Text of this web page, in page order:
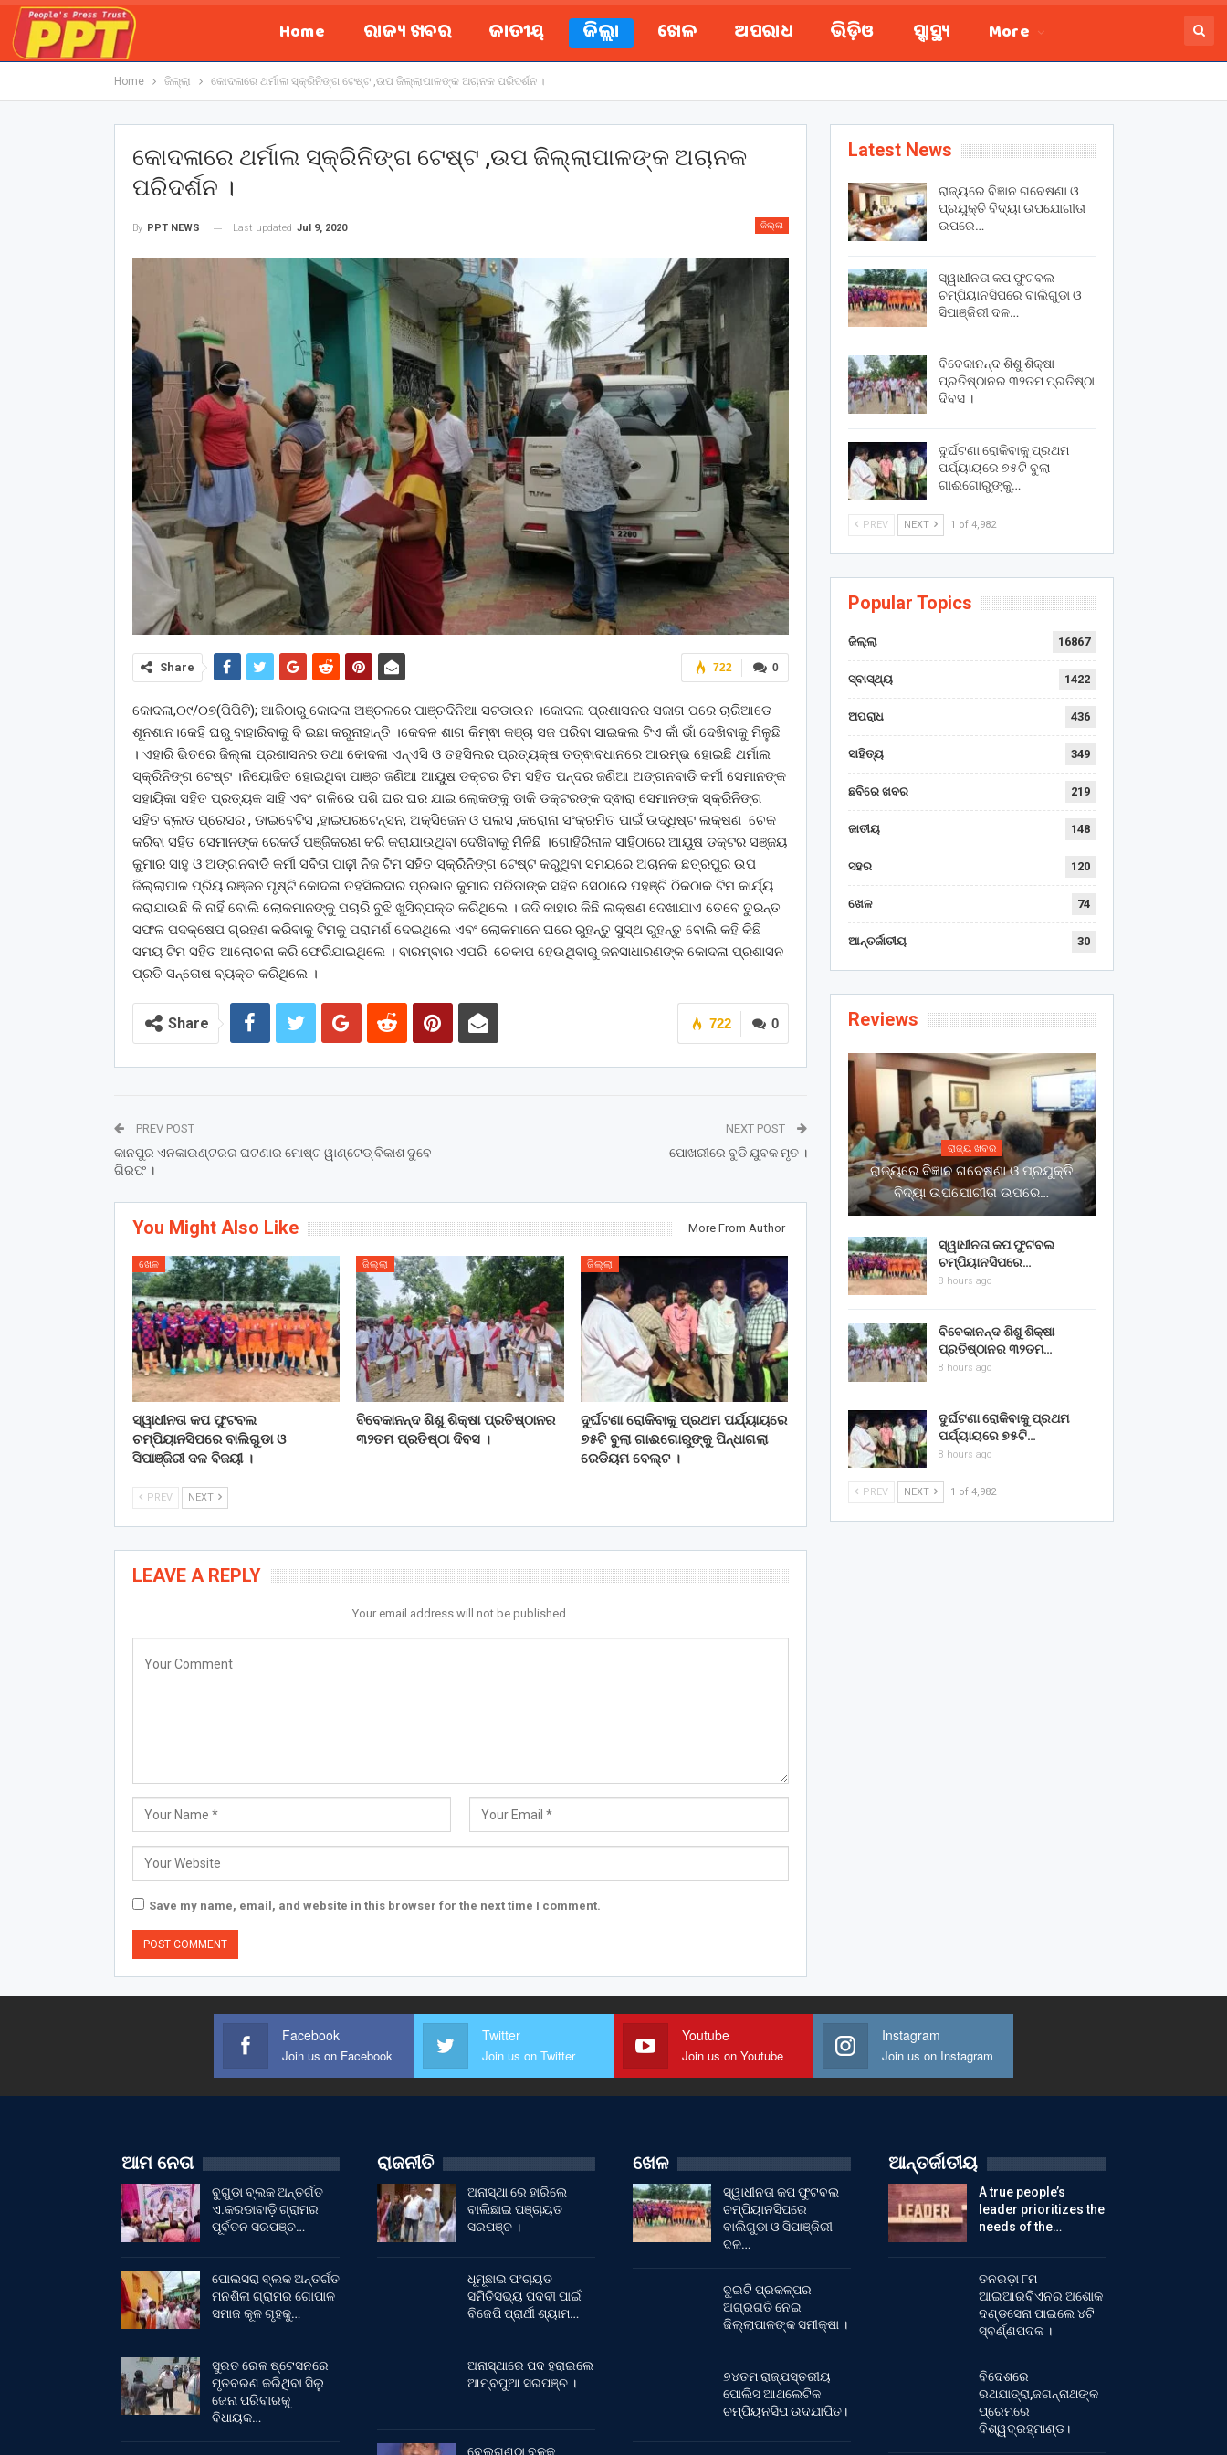
Home ରାଜ୍ୟ ଖବର ଜାତୀୟ ଜିଲ୍ଲା ଖେଳ ଅପରାଧ ଭିଡ଼ିଓ ସ୍ବାସ୍ଥ୍ୟ More
Home ଜିଲ୍ଲା କୋଦଳାରେ ଥର୍ମାଲ ସ୍କ୍ରିନିଙ୍ଗ ଟେଷ୍ଟ ,ଉପ ଜିଲ୍ଲାପାଳଙ୍କ ଅଚାନକ ପରିଦର୍ଶନ ।
କୋଦଳାରେ ଥର୍ମାଲ ସ୍କ୍ରିନିଙ୍ଗ ଟେଷ୍ଟ ,ଉପ ଜିଲ୍ଲାପାଳଙ୍କ ଅଚାନକ
ପରିଦର୍ଶନ ।
ଜିଲ୍ଲା
By PPT NEWS Last updated Jul 9, 2020
0
722
Share
କୋଦଳା,୦୯/୦୭(ପିପିଟି); ଆଜିଠାରୁ କୋଦଳା ଅଞ୍ଚଳରେ ପାଞ୍ଚଦିନିଆ ସଟଡାଉନ ।କୋଦଳା ପ୍ରଶାସନର ସଜାଗ ପରେ ଚାରିଆଡେ
ଶୂନଶାନ।କେହି ଘରୁ ବାହାରିବାକୁ ବି ଇଛା କରୁନାହାନ୍ତି ।କେବଳ ଶାଗ କିମ୍ଵା କଞ୍ଚା ସଜ ପରିବା ସାଇକଲ ଟିଏ କାଁ ଭାଁ ଦେଖିବାକୁ ମିଳୁଛି
। ଏହାରି ଭିତରେ ଜିଲ୍ଳା ପ୍ରଶାସନର ତଥା କୋଦଳା ଏନ୍ଏସି ଓ ତହସିଲର ପ୍ରତ୍ୟକ୍ଷ ତତ୍ଵାବଧାନରେ ଆରମ୍ଭ ହୋଇଛି ଥର୍ମାଲ
ସ୍କ୍ରିନିଙ୍ଗ ଟେଷ୍ଟ ।ନିୟୋଜିତ ହୋଇଥିବା ପାଞ୍ଚ ଜଣିଆ ଆୟୁଷ ଡକ୍ଟର ଟିମ ସହିତ ପନ୍ଦର ଜଣିଆ ଅଙ୍ଗନବାଡି କର୍ମୀ ସେମାନଙ୍କ
ସହାୟିକା ସହିତ ପ୍ରତ୍ୟକ ସାହି ଏବଂ ଗଳିରେ ପଶି ଘର ଘର ଯାଇ ଲୋକଙ୍କୁ ଡାକି ଡକ୍ଟରଙ୍କ ଦ୍ଵାରା ସେମାନଙ୍କ ସ୍କ୍ରିନିଙ୍ଗ
ସହିତ ବ୍ଲଡ ପ୍ରେସର , ଡାଇବେଟିସ ,ହାଇପରଟେନ୍ସନ, ଅକ୍ସିଜେନ ଓ ପଲସ ,କରୋନା ସଂକ୍ରମିତ ପାଇଁ ଉଦ୍ଧିଷ୍ଟ ଲକ୍ଷଣ ଚେକ
କରିବା ସହିତ ସେମାନଙ୍କ ରେକର୍ଡ ପଞ୍ଜିକରଣ କରି କରାଯାଉଥିବା ଦେଖିବାକୁ ମିଳିଛି ।ଗୋହିରିନାଳ ସାହିଠାରେ ଆୟୁଷ ଡକ୍ଟର ସଞ୍ଜୟ
କୁମାର ସାହୁ ଓ ଅଙ୍ଗନବାଡି କର୍ମୀ ସବିତା ପାଢ଼ୀ ନିଜ ଟିମ ସହିତ ସ୍କ୍ରିନିଙ୍ଗ ଟେଷ୍ଟ କରୁଥିବା ସମୟରେ ଅଚାନକ ଛତ୍ରପୁର ଉପ
ଜିଲ୍ଲାପାଳ ପ୍ରିୟ ରଞ୍ଜନ ପୃଷ୍ଟି କୋଦଳା ତହସିଲଦାର ପ୍ରଭାତ କୁମାର ପରିଡାଙ୍କ ସହିତ ସେଠାରେ ପହଞ୍ଚି ଠିକଠାକ ଟିମ କାର୍ଯ୍ୟ
କରାଯାଉଛି କି ନାହିଁ ବୋଲି ଲୋକମାନଙ୍କୁ ପଚାରି ବୁଝି ଖୁସିବ୍ଯକ୍ତ କରିଥିଲେ । ଜଦି କାହାର କିଛି ଲକ୍ଷଣ ଦେଖାଯାଏ ତେବେ ତୁରନ୍ତ
ସଫଳ ପଦକ୍ଷେପ ଗ୍ରହଣ କରିବାକୁ ଟିମକୁ ପରାମର୍ଶ ଦେଇଥିଲେ ଏବଂ ଲୋକମାନେ ଘରେ ରୁହନ୍ତୁ ସୁସ୍ଥ ରୁହନ୍ତୁ ବୋଲି କହି କିଛି
ସମୟ ଟିମ ସହିତ ଆଲୋଚନା କରି ଫେରିଯାଇଥିଲେ । ବାରମ୍ବାର ଏପରି ଚେକାପ ହେଉଥିବାରୁ ଜନସାଧାରଣଙ୍କ କୋଦଳା ପ୍ରଶାସନ
ପ୍ରତି ସନ୍ତୋଷ ବ୍ୟକ୍ତ କରିଥିଲେ ।
0
722
Share
PREV POST
କାନପୁର ଏନକାଉଣ୍ଟରର ଘଟଣାର ମୋଷ୍ଟ ୱାଣ୍ଟେଡ୍ ବିକାଶ ଦୁବେ
ଗିରଫ ।
NEXT POST
ପୋଖରୀରେ ବୁଡି ଯୁବକ ମୃତ ।
You Might Also Like More From Author
ଖେଳ
ସ୍ୱାଧୀନତା କପ ଫୁଟବଲ
ଚମ୍ପିୟାନସିପରେ ବାଲିଗୁଡା ଓ
ସିପାଞ୍ଜିରୀ ଦଳ ବିଜୟୀ ।
ଜିଲ୍ଲା
ବିବେକାନନ୍ଦ ଶିଶୁ ଶିକ୍ଷା ପ୍ରତିଷ୍ଠାନର
୩୨ତମ ପ୍ରତିଷ୍ଠା ଦିବସ ।
ଜିଲ୍ଲା
ଦୁର୍ଘଟଣା ରୋକିବାକୁ ପ୍ରଥମ ପର୍ଯ୍ୟାୟରେ
୭୫ଟି ବୁଲା ଗାଈଗୋରୁଙ୍କୁ ପିନ୍ଧାଗଲା
ରେଡିୟମ ବେଲ୍ଟ ।
PREV NEXT
LEAVE A REPLY
Your email address will not be published.
Save my name, email, and website in this browser for the next time I comment.
Latest News
ରାଜ୍ୟରେ ବିଜ୍ଞାନ ଗବେଷଣା ଓ
ପ୍ରଯୁକ୍ତି ବିଦ୍ୟା ଉପଯୋଗୀତା
ଉପରେ…
ସ୍ୱାଧୀନତା କପ ଫୁଟବଲ
ଚମ୍ପିୟାନସିପରେ ବାଲିଗୁଡା ଓ
ସିପାଞ୍ଜିରୀ ଦଳ…
ବିବେକାନନ୍ଦ ଶିଶୁ ଶିକ୍ଷା
ପ୍ରତିଷ୍ଠାନର ୩୨ତମ ପ୍ରତିଷ୍ଠା
ଦିବସ ।
ଦୁର୍ଘଟଣା ରୋକିବାକୁ ପ୍ରଥମ
ପର୍ଯ୍ୟାୟରେ ୭୫ଟି ବୁଲା
ଗାଈଗୋରୁଙ୍କୁ…
PREV NEXT 1 of 4,982
Popular Topics
ଜିଲ୍ଲା 16867
ସ୍ବାସ୍ଥ୍ୟ 1422
ଅପରାଧ 436
ସାହିତ୍ୟ 349
ଛବିରେ ଖବର 219
ଜାତୀୟ 148
ସହର 120
ଖେଳ 74
ଆନ୍ତର୍ଜାତୀୟ 30
Reviews
ରାଜ୍ୟ ଖବର
ରାଜ୍ୟରେ ବିଜ୍ଞାନ ଗବେଷଣା ଓ ପ୍ରଯୁକ୍ତି
ବିଦ୍ୟା ଉପଯୋଗୀତା ଉପରେ…
ସ୍ୱାଧୀନତା କପ ଫୁଟବଲ
ଚମ୍ପିୟାନସିପରେ…
8 hours ago
ବିବେକାନନ୍ଦ ଶିଶୁ ଶିକ୍ଷା
ପ୍ରତିଷ୍ଠାନର ୩୨ତମ…
8 hours ago
ଦୁର୍ଘଟଣା ରୋକିବାକୁ ପ୍ରଥମ
ପର୍ଯ୍ୟାୟରେ ୭୫ଟି…
8 hours ago
PREV NEXT 1 of 4,982
Facebook
Join us on Facebook
Twitter
Join us on Twitter
Youtube
Join us on Youtube
Instagram
Join us on Instagram
ଆମ ନେତା
ବୁଗୁଡା ବ୍ଲକ ଅନ୍ତର୍ଗତ
ଏ.କରଡାବାଡ଼ି ଗ୍ରାମର
ପୂର୍ବତନ ସରପଞ୍ଚ…
ପୋଲସରା ବ୍ଲକ ଅନ୍ତର୍ଗତ
ମନଶିଳା ଗ୍ରାମର ଗୋପାଳ
ସମାଜ କୂଳ ଗୃହକୁ…
ସୁରତ ରେଳ ଷ୍ଟେସନରେ
ମୃତବରଣ କରିଥିବା ସିଲୁ
ଜେନା ପରିବାରକୁ
ବିଧାୟକ…
ରାଜନୀତି
ଅନାସ୍ଥା ରେ ହାରିଲେ
ବାଲିଛାଇ ପଞ୍ଚାୟତ
ସରପଞ୍ଚ ।
ଧୂମୂଛାଇ ପଂଚାୟତ
ସମିତିସଭ୍ୟ ପଦବୀ ପାଇଁ
ବିଜେପି ପ୍ରାର୍ଥୀ ଶ୍ୟାମ…
ଅନାସ୍ଥାରେ ପଦ ହରାଇଲେ
ଆମ୍ବପୁଆ ସରପଞ୍ଚ ।
ବେଲଗୁଣ୍ଠା ବ୍ଳକ
ଖେଳ
ସ୍ୱାଧୀନତା କପ ଫୁଟବଲ
ଚମ୍ପିୟାନସିପରେ
ବାଲିଗୁଡା ଓ ସିପାଞ୍ଜିରୀ
ଦଳ…
ଦୁଇଟି ପ୍ରକଳ୍ପର
ଅଗ୍ରଗତି ନେଇ
ଜିଲ୍ଲାପାଳଙ୍କ ସମୀକ୍ଷା ।
୭୪ତମ ରାଜ୍ଯସ୍ତରୀୟ
ପୋଲିସ ଆଥଲେଟିକ
ଚମ୍ପିୟନସିପ ଉଦଯାପିତ।
ଆନ୍ତର୍ଜାତୀୟ
A true people’s
leader prioritizes the
needs of the…
ତନରଡ଼ା ୮ମ
ଆଇଆରବିଏନର ଅଶୋକ
ଦଣ୍ଡସେନା ପାଇଲେ ୪ଟି
ସ୍ବର୍ଣ୍ଣପଦକ ।
ବିଦେଶରେ
ରଥଯାତ୍ରା,ଜଗନ୍ନାଥଙ୍କ
ପ୍ରେମରେ
ବିଶ୍ୱବ୍ରହ୍ମାଣ୍ଡ।